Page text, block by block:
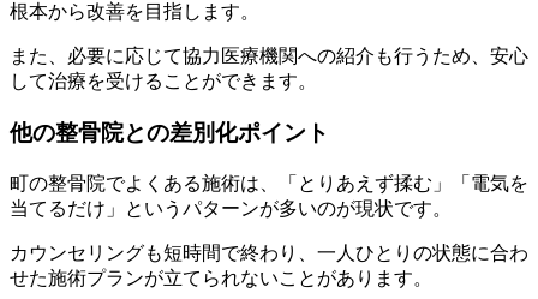
根本から改善を目指します。
また、必要に応じて協力医療機関への紹介も行うため、安心
して治療を受けることができます。
他の整骨院との差別化ポイント
町の整骨院でよくある施術は、「とりあえず揉む」「電気を
当てるだけ」というパターンが多いのが現状です。
カウンセリングも短時間で終わり、一人ひとりの状態に合わ
せた施術プランが立てられないことがあります。